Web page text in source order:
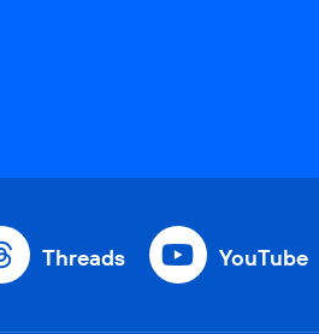
Threads YouTube